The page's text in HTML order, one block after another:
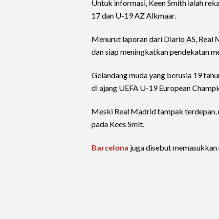
Untuk informasi, Keen Smith ialah
17 dan U-19 AZ Alkmaar.
Menurut laporan dari Diario AS,
dan siap meningkatkan pendekatan
Gelandang muda yang berusia 19
di ajang UEFA U-19 European
Meski Real Madrid tampak
pada Kees Smit.
Barcelona juga disebut